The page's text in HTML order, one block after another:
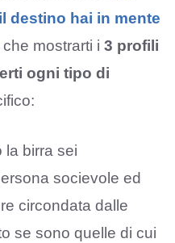
destino hai in mente
mostrarti i 3 profili
ogni tipo di
la birra sei
socievole ed
circondata dalle
se sono quelle di cui